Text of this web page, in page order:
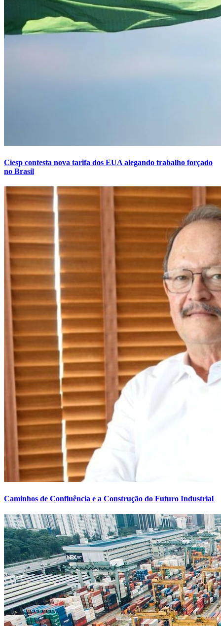
Ciesp contesta nova tarifa dos EUA alegando trabalho forçado
no Brasil
Caminhos de Confluência e a Construção do Futuro Industrial